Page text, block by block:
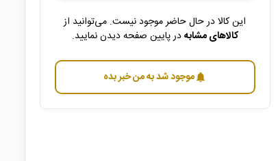
این کالا در حال حاضر موجود نیست. می‌توانید از
کالاهای مشابهدر پایین صفحه دیدن نمایید.
notificationsموجود شد به من خبر بده